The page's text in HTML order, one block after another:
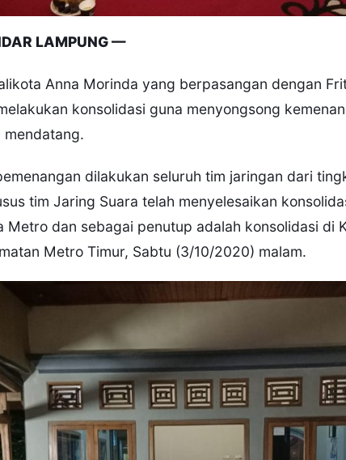
LAMPUNG —
Anna Morinda yang berpasangan dengan
konsolidasi guna menyongsong
dilakukan seluruh tim jaringan dari
tim Jaring Suara telah menyelesaikan
Metro dan sebagai penutup adalah konsolidasi di
Metro Timur, Sabtu (3/10/2020) malam.